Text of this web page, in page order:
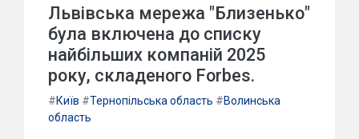
Львівська мережа "Близенько"
була включена до списку
найбільших компаній 2025
року, складеного Forbes.
#Київ #Тернопільська область #Волинська
область